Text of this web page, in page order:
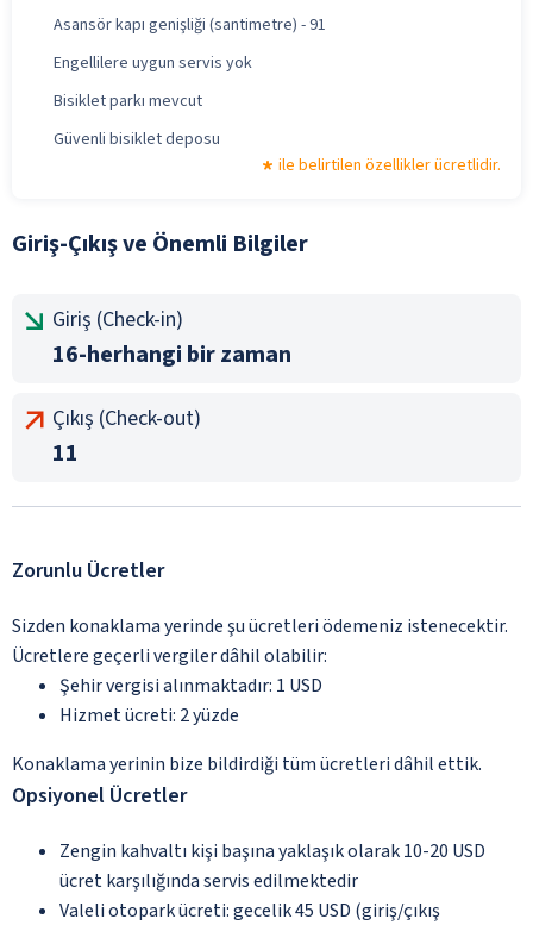
Asansör kapı genişliği (santimetre) - 91
Engellilere uygun servis yok
Bisiklet parkı mevcut
Güvenli bisiklet deposu
ile belirtilen özellikler ücretlidir.
Giriş-Çıkış ve Önemli Bilgiler
Giriş (Check-in)
16-herhangi bir zaman
Çıkış (Check-out)
11
Zorunlu Ücretler
Sizden konaklama yerinde şu ücretleri ödemeniz istenecektir.
Ücretlere geçerli vergiler dâhil olabilir:
Şehir vergisi alınmaktadır: 1 USD
Hizmet ücreti: 2 yüzde
Konaklama yerinin bize bildirdiği tüm ücretleri dâhil ettik.
Opsiyonel Ücretler
Zengin kahvaltı kişi başına yaklaşık olarak 10-20 USD
ücret karşılığında servis edilmektedir
Valeli otopark ücreti: gecelik 45 USD (giriş/çıkış